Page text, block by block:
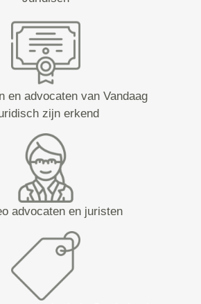
en advocaten van Vandaag
zijn erkend
advocaten en juristen